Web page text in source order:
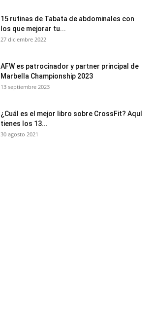
15 rutinas de Tabata de abdominales con
los que mejorar tu...
27 diciembre 2022
AFW es patrocinador y partner principal de
Marbella Championship 2023
13 septiembre 2023
¿Cuál es el mejor libro sobre CrossFit? Aquí
tienes los 13...
30 agosto 2021